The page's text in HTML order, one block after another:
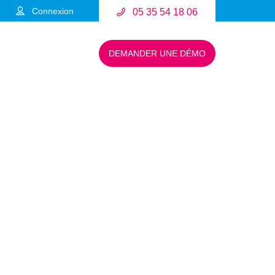
Connexion 05 35 54 18 06
DEMANDER UNE DÉMO